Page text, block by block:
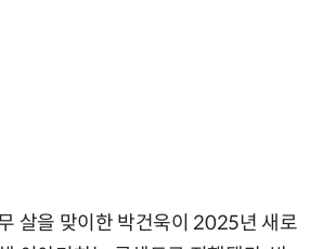
살을 맞이한 박건욱이 2025년 새로